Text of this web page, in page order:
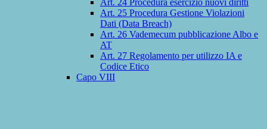
Art. 24 Procedura esercizio nuovi diritti
Art. 25 Procedura Gestione Violazioni
Dati (Data Breach)
Art. 26 Vademecum pubblicazione Albo e
AT
Art. 27 Regolamento per utilizzo IA e
Codice Etico
Capo VIII